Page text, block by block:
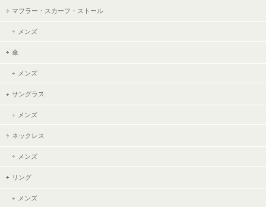
マフラー・スカーフ・ストール
メンズ
傘
メンズ
サングラス
メンズ
ネックレス
メンズ
リング
メンズ